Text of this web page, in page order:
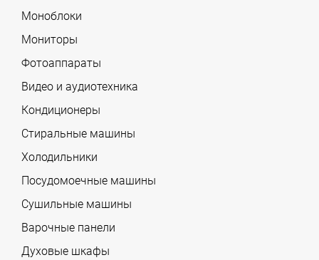
Моноблоки
Мониторы
Фотоаппараты
Видео и аудиотехника
Кондиционеры
Стиральные машины
Холодильники
Посудомоечные машины
Сушильные машины
Варочные панели
Духовые шкафы